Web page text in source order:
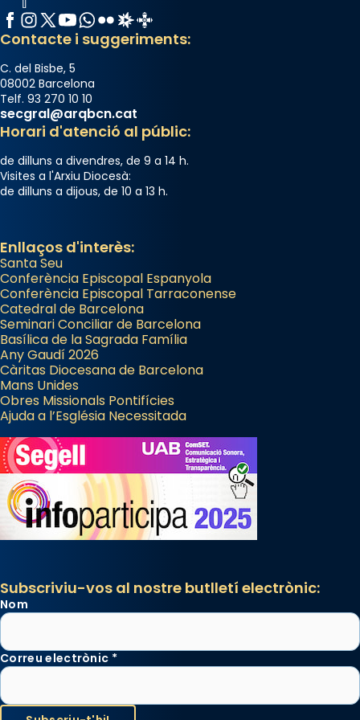
Facebook
Instagram
X / Twitter
YouTube
WhatsApp
FlickrRadio Estel
Catalunya Cristiana
Contacte i suggeriments:
C. del Bisbe, 5
08002 Barcelona
Telf. 93 270 10 10
secgral@arqbcn.cat
Horari d'atenció al públic:
de dilluns a divendres, de 9 a 14 h.
Visites a l'Arxiu Diocesà:
de dilluns a dijous, de 10 a 13 h.
Enllaços d'interès:
Santa Seu
Conferència Episcopal Espanyola
Conferència Episcopal Tarraconense
Catedral de Barcelona
Seminari Conciliar de Barcelona
Basílica de la Sagrada Família
Any Gaudí 2026
Càritas Diocesana de Barcelona
Mans Unides
Obres Missionals Pontifícies
Ajuda a l’Església Necessitada
Subscriviu-vos al nostre butlletí electrònic:
Nom
Correu electrònic *